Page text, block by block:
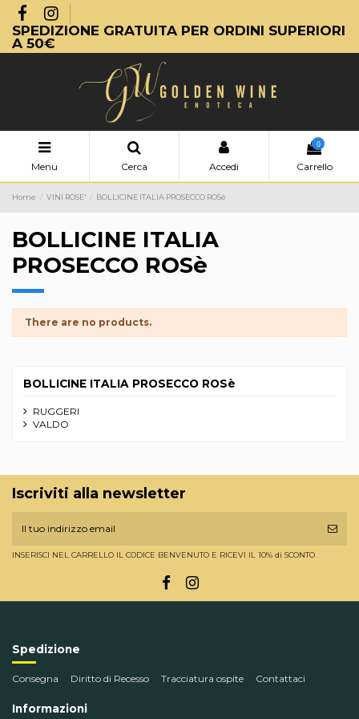
SPEDIZIONE GRATUITA PER ORDINI SUPERIORI
A 50€
Menu Cerca Accedi
0
Carrello
Home VINI ROSE' BOLLICINE ITALIA PROSECCO ROSè
BOLLICINE ITALIA
PROSECCO ROSè
There are no products.
BOLLICINE ITALIA PROSECCO ROSè
RUGGERI
VALDO
Iscriviti alla newsletter
INSERISCI NEL CARRELLO IL CODICE BENVENUTO E RICEVI IL 10% di SCONTO
Spedizione
Consegna Diritto di Recesso Tracciatura ospite Contattaci
Informazioni